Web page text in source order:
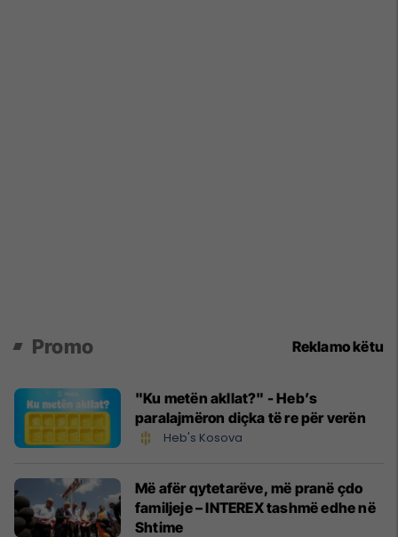
Promo Reklamo këtu
"Ku metën akllat?" - Heb’s
paralajmëron diçka të re për verën
Heb's Kosova
Më afër qytetarëve, më pranë çdo
familjeje – INTEREX tashmë edhe në
Shtime